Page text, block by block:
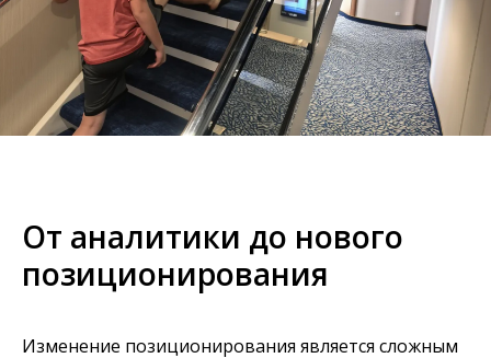
От аналитики до нового
позиционирования
Изменение позиционирования является сложным